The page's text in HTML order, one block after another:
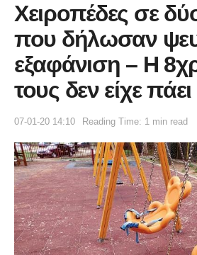
Χειροπέδες σε
που δήλωσαν
εξαφάνιση – Η
τους δεν είχε
07-01-20 14:10 Reading Time: 1 min read